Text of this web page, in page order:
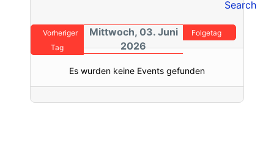
Vorheriger
Tag
Mittwoch, 03. Juni
2026
Folgetag
Es wurden keine Events gefunden